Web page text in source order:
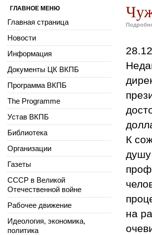
К
душу
на
ГЛАВНОЕ МЕНЮ
Главная страница
Новости
Информация
Документы ЦК ВКПБ
Программа ВКПБ
The Programme
Устав ВКПБ
Библиотека
Организации
Газеты
СССР в Великой
Отечественной войне
Рабочее движение
Идеология, экономика,
политика